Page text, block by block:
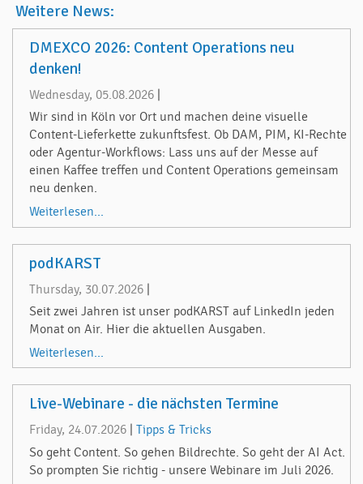
Weitere News:
DMEXCO 2026: Content Operations neu
denken!
Wednesday, 05.08.2026
Wir sind in Köln vor Ort und machen deine visuelle
Content-Lieferkette zukunftsfest. Ob DAM, PIM, KI-Rechte
oder Agentur-Workflows: Lass uns auf der Messe auf
einen Kaffee treffen und Content Operations gemeinsam
neu denken.
Weiterlesen...
podKARST
Thursday, 30.07.2026
Seit zwei Jahren ist unser podKARST auf LinkedIn jeden
Monat on Air. Hier die aktuellen Ausgaben.
Weiterlesen...
Live-Webinare - die nächsten Termine
Friday, 24.07.2026
Tipps & Tricks
So geht Content. So gehen Bildrechte. So geht der AI Act.
So prompten Sie richtig - unsere Webinare im Juli 2026.